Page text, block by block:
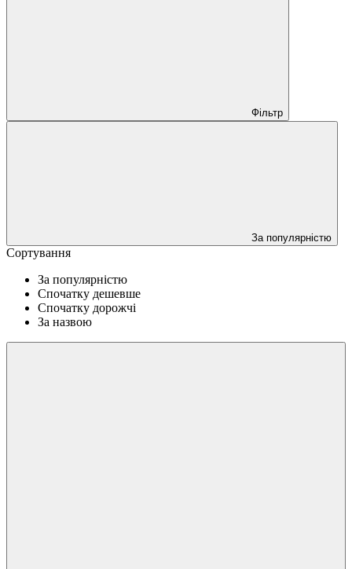
Фільтр
За популярністю
Сортування
За популярністю
Спочатку дешевше
Спочатку дорожчі
За назвою